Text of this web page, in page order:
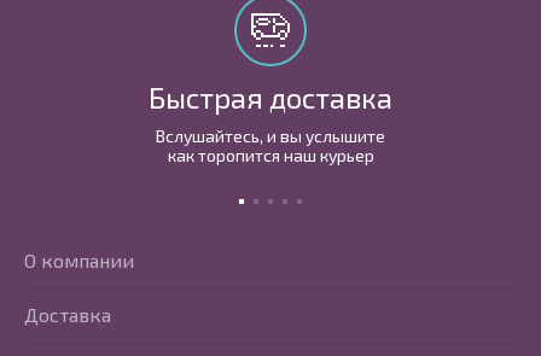
Быстрая доставка
Вслушайтесь, и вы услышите
как торопится наш курьер
О компании
Доставка